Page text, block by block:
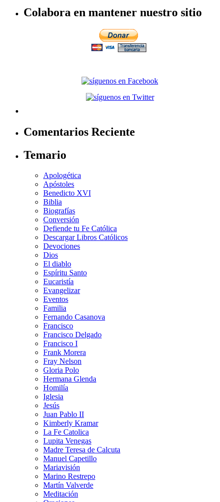
Colabora en mantener nuestro sitio
Comentarios Reciente
Temario
Apologética
Apóstoles
Benedicto XVI
Biblia
Biografías
Conversión
Defiende tu Fe Católica
Descargar Libros Católicos
Devociones
Dios
El diablo
Espíritu Santo
Eucaristía
Evangelizar
Eventos
Familia
Fernando Casanova
Francisco
Francisco Delgado
Francisco I
Frank Morera
Fray Nelson
Gloria Polo
Hermana Glenda
Homilía
Iglesia
Jesús
Juan Pablo II
Kimberly Kramar
La Fe Catolica
Lupita Venegas
Madre Teresa de Calcuta
Manuel Capetillo
Mariavisión
Marino Restrepo
Martín Valverde
Meditación